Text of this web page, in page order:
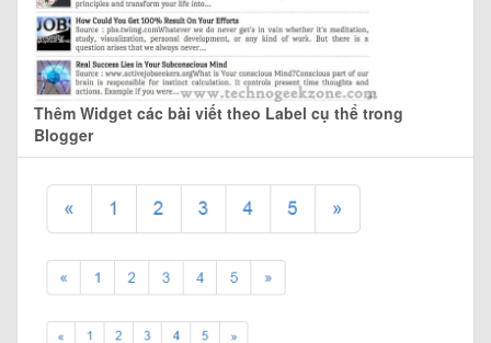
Thêm Widget các bài viết theo Label cụ thể trong
Blogger